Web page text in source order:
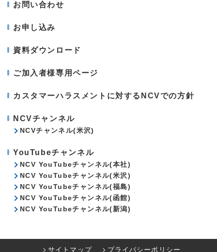
お問い合わせ
お申し込み
資料ダウンロード
ご加入者様専用ページ
カスタマーハラスメントに対するNCVでの方針
NCVチャンネル
NCVチャンネル(米沢)
YouTubeチャンネル
NCV YouTubeチャンネル(本社)
NCV YouTubeチャンネル(米沢)
NCV YouTubeチャンネル(福島)
NCV YouTubeチャンネル(函館)
NCV YouTubeチャンネル(新潟)
サイトマップ プライバシーポリシー